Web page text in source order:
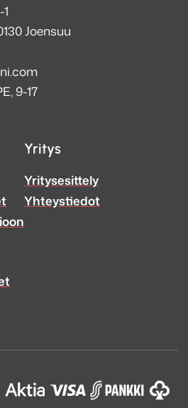
elementti
ja laajalle äänen
Joensuu
9-17
Yritys
Yritysesittely
Yhteystiedot